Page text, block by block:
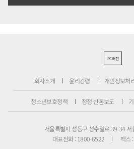
PC버전
회사소개 윤리강령 개인정보처
청소년보호정책 정정·반론보도
서울특별시 성동구 성수일로 39-34
대표전화 : 1800-6522
팩스